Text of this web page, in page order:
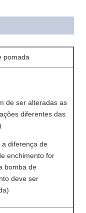
pomada
de ser alteradas as
diferentes das
a diferença de
enchimento for
bomba de
deve ser